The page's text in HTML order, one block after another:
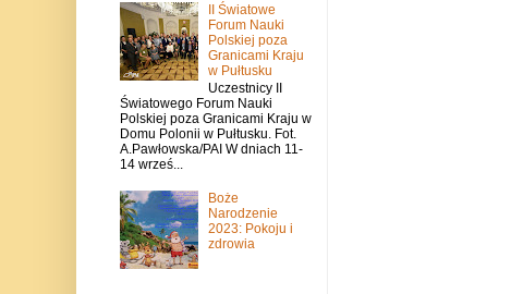
II Światowe
Forum Nauki
Polskiej poza
Granicami Kraju
w Pułtusku
Uczestnicy II
Światowego Forum Nauki
Polskiej poza Granicami Kraju w
Domu Polonii w Pułtusku. Fot.
A.Pawłowska/PAI W dniach 11-
14 wrześ...
Boże
Narodzenie
2023: Pokoju i
zdrowia